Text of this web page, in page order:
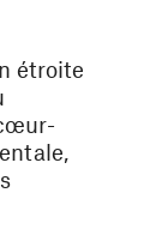
étroite